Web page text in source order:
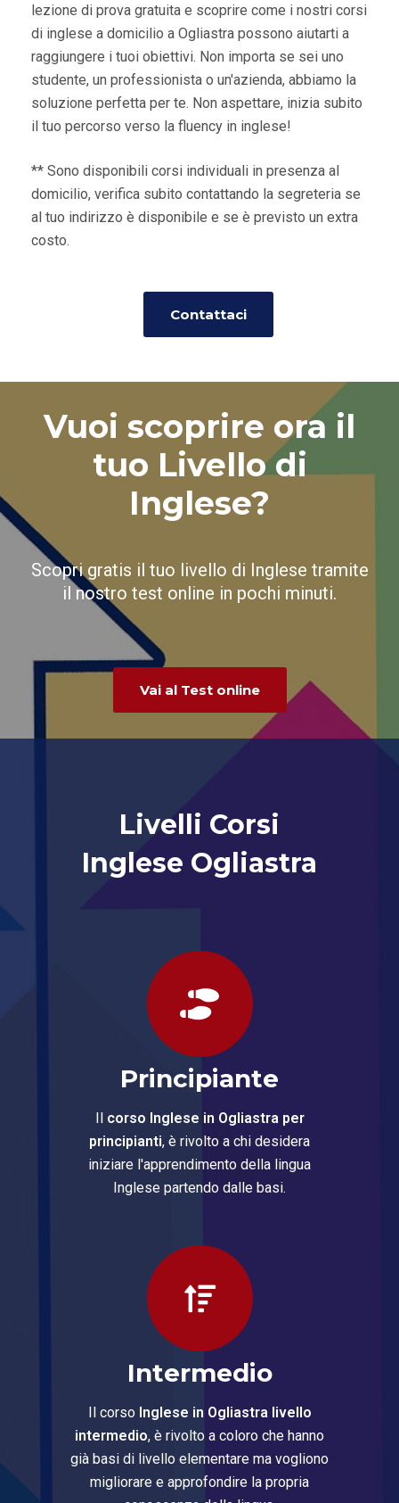
lezione di prova gratuita e scoprire come i nostri corsi
di inglese a domicilio a Ogliastra possono aiutarti a
raggiungere i tuoi obiettivi. Non importa se sei uno
studente, un professionista o un'azienda, abbiamo la
soluzione perfetta per te. Non aspettare, inizia subito
il tuo percorso verso la fluency in inglese!
** Sono disponibili corsi individuali in presenza al
domicilio, verifica subito contattando la segreteria se
al tuo indirizzo è disponibile e se è previsto un extra
costo.
Contattaci
Vuoi scoprire ora il
tuo Livello di
Inglese?
Scopri gratis il tuo livello di Inglese tramite
il nostro test online in pochi minuti.
Vai al Test online
Livelli Corsi
Inglese Ogliastra
Principiante
Il corso Inglese in Ogliastra per
principianti, è rivolto a chi desidera
iniziare l'apprendimento della lingua
Inglese partendo dalle basi.
Intermedio
Il corso Inglese in Ogliastra livello
intermedio, è rivolto a coloro che hanno
già basi di livello elementare ma vogliono
migliorare e approfondire la propria